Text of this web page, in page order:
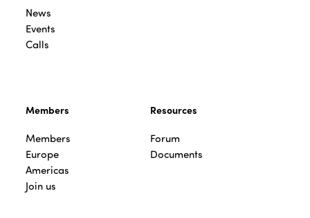
News
Events
Calls
Members
Members
Europe
Americas
Join us
Resources
Forum
Documents